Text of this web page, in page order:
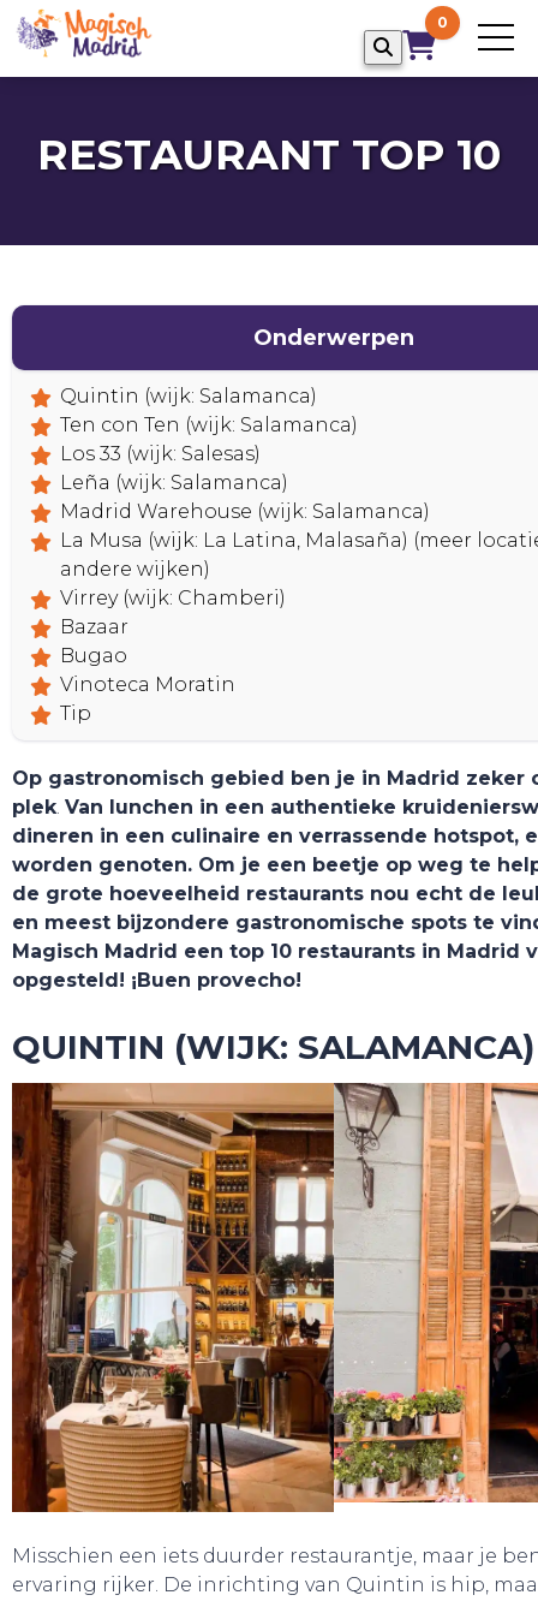
0
RESTAURANT TOP 10
Onderwerpen
Quintin (wijk: Salamanca)
Ten con Ten (wijk: Salamanca)
Los 33 (wijk: Salesas)
Leña (wijk: Salamanca)
Madrid Warehouse (wijk: Salamanca)
La Musa (wijk: La Latina, Malasaña) (meer
andere wijken)
Virrey (wijk: Chamberi)
Bazaar
Bugao
Vinoteca Moratin
Tip
Op gastronomisch gebied ben je in Madrid zeker
plek. Van lunchen in een authentieke
dineren in een culinaire en verrassende hotspot,
worden genoten. Om je een beetje op weg te
de grote hoeveelheid restaurants nou echt de
en meest bijzondere gastronomische spots te
Magisch Madrid een top 10 restaurants in Madrid
opgesteld! ¡Buen provecho!
QUINTIN (WIJK: SALAMANCA)
Misschien een iets duurder restaurantje, maar je
ervaring rijker. De inrichting van Quintin is hip,